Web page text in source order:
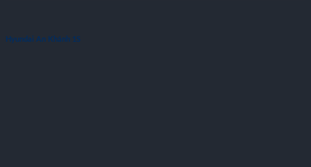
Hyundai An Khánh 1S